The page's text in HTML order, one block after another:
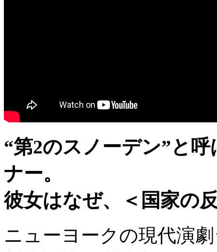
“第2のスノーデン”と
ナー。
彼女はなぜ、＜国家
ニューヨークの現代演